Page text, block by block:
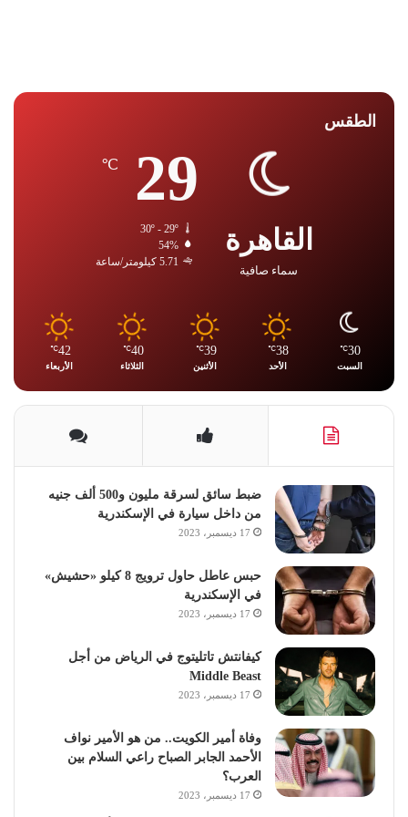
الطقس
القاهرة
سماء صافية
29
℃
30º - 29º
54%
5.71 كيلومتر/ساعة
30
℃
السبت
38
℃
الأحد
39
℃
الأثنين
40
℃
الثلاثاء
42
℃
الأربعاء
ضبط سائق لسرقة مليون و500 ألف جنيه
من داخل سيارة في الإسكندرية
17 ديسمبر، 2023
حبس عاطل حاول ترويج 8 كيلو «حشيش»
في الإسكندرية
17 ديسمبر، 2023
كيفانتش تاتليتوج في الرياض من أجل
Middle Beast
17 ديسمبر، 2023
وفاة أمير الكويت.. من هو الأمير نواف
الأحمد الجابر الصباح راعي السلام بين
العرب؟
17 ديسمبر، 2023